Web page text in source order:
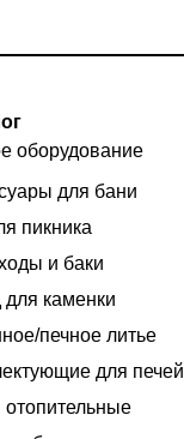
оборудование
для бани
пикника
и баки
каменки
печное литье
для печей
отопительные